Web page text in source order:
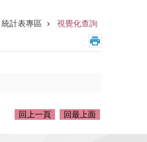
統計表專區 視覺化查詢
回上一頁 回最上面